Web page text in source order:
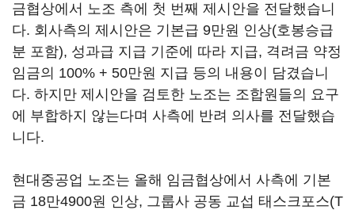
금협상에서 노조 측에 첫 번째 제시안을 전달했습니
다. 회사측의 제시안은 기본급 9만원 인상(호봉승급
분 포함), 성과급 지급 기준에 따라 지급, 격려금 약정
임금의 100% + 50만원 지급 등의 내용이 담겼습니
다. 하지만 제시안을 검토한 노조는 조합원들의 요구
에 부합하지 않는다며 사측에 반려 의사를 전달했습
니다.
현대중공업 노조는 올해 임금협상에서 사측에 기본
금 18만4900원 인상, 그룹사 공동 교섭 태스크포스(T